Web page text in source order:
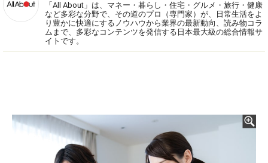
「All About」は、マネー・暮らし・住宅・グルメ・旅行・健康
など多彩な分野で、その道のプロ（専門家）が、日常生活をよ
り豊かに快適にするノウハウから業界の最新動向、読み物コラ
ムまで、多彩なコンテンツを発信する日本最大級の総合情報サ
イトです。